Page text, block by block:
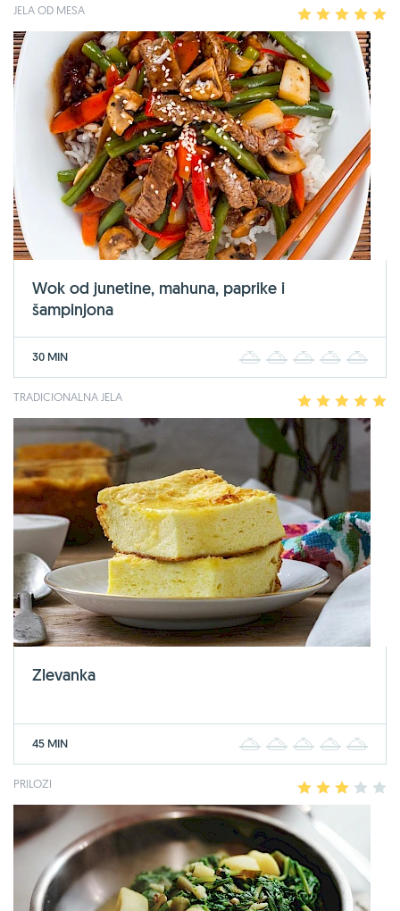
JELA OD MESA 2 3 4
Wok od junetine, mahuna, paprike i
šampinjona
30 MIN 2 3 4
TRADICIONALNA JELA 2 3 4
Zlevanka
45 MIN 2 3 4
PRILOZI 2 3 4